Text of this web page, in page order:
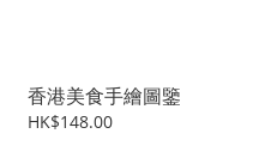
香港美食手繪圖鑒
HK$148.00